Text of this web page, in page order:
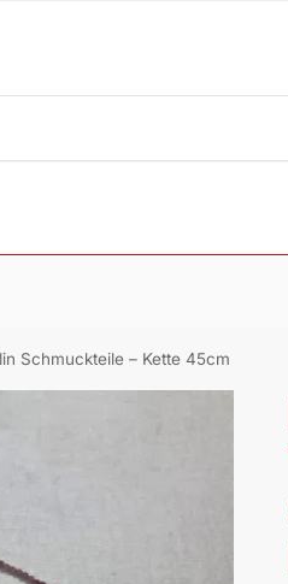
Schmuckteile – Kette 45cm